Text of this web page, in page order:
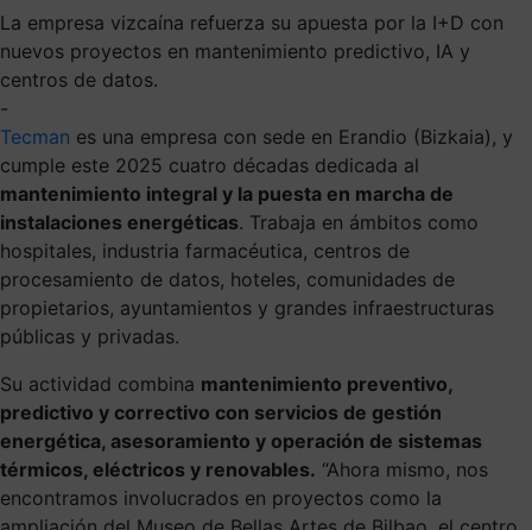
La empresa vizcaína refuerza su apuesta por la I+D con
nuevos proyectos en mantenimiento predictivo, IA y
centros de datos.
-
Tecman es una empresa con sede en Erandio (Bizkaia), y
cumple este 2025 cuatro décadas dedicada al
mantenimiento integral y la puesta en marcha de
instalaciones energéticas. Trabaja en ámbitos como
hospitales, industria farmacéutica, centros de
procesamiento de datos, hoteles, comunidades de
propietarios, ayuntamientos y grandes infraestructuras
públicas y privadas.
Su actividad combina mantenimiento preventivo,
predictivo y correctivo con servicios de gestión
energética, asesoramiento y operación de sistemas
térmicos, eléctricos y renovables. “Ahora mismo, nos
encontramos involucrados en proyectos como la